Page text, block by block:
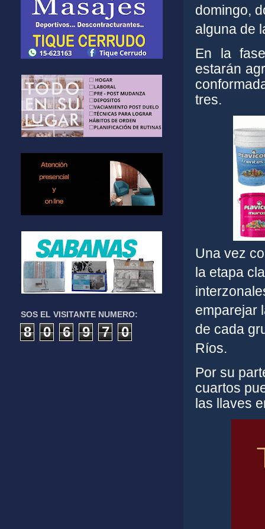
domingo,
alguna de
En la
estarán
tres.
Una vez
la etapa
emparejar
de cada
Ríos.
Por su
cuartos
las llaves
SOS EL VISITANTE NUMERO:
8 0 6 9 7 0